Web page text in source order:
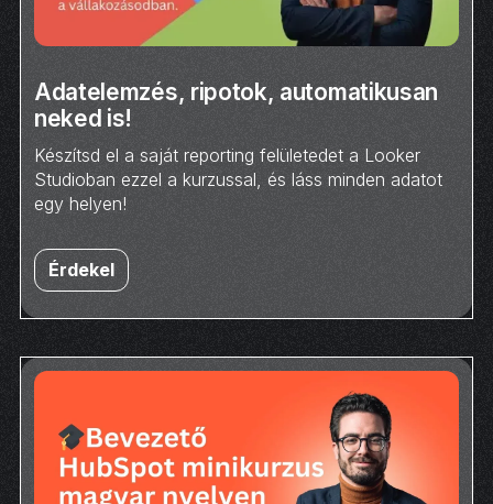
Adatelemzés, ripotok, automatikusan
neked is!
Készítsd el a saját reporting felületedet a Looker
Studioban ezzel a kurzussal, és láss minden adatot
egy helyen!
Érdekel